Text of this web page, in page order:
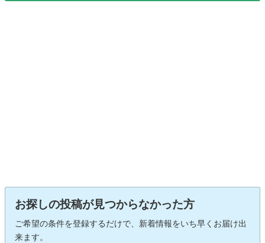
お探しの投稿が見つからなかった方
ご希望の条件を登録するだけで、新着情報をいち早くお届け出
来ます。